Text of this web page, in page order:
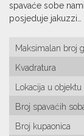
spavaće sobe
posjeduje jakuzzi…
Maksimalan broj
Kvadratura
Lokacija u objektu
Broj spavaćih
Broj kupaonica